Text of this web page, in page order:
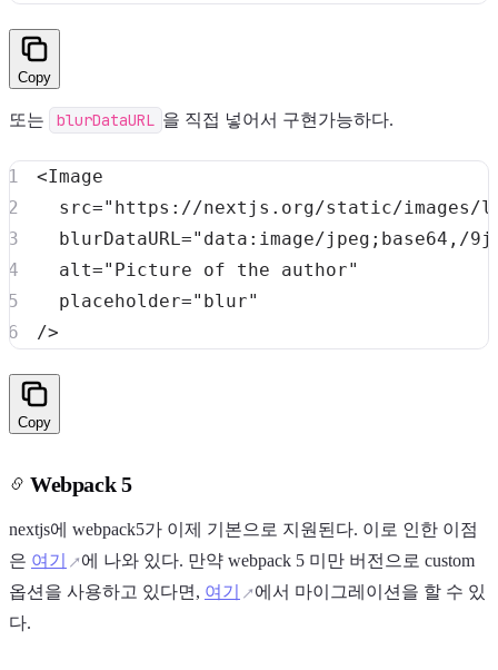
Copy
또는 blurDataURL 을 직접 넣어서 구현가능하다.
<Image
src=" https://nextjs.org/static/images/
blurDataURL=" data:image/jpeg;base64,/9j/
alt=" Picture of the author"
placeholder=" blur"
/>
Copy
Webpack 5
nextjs에 webpack5가 이제 기본으로 지원된다. 이로 인한 이점
은 여기
에 나와 있다. 만약 webpack 5 미만 버전으로 custom
옵션을 사용하고 있다면, 여기
에서 마이그레이션을 할 수 있
다.